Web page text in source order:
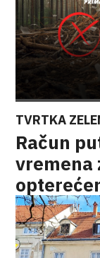
TVRTKA
Račun
vremena